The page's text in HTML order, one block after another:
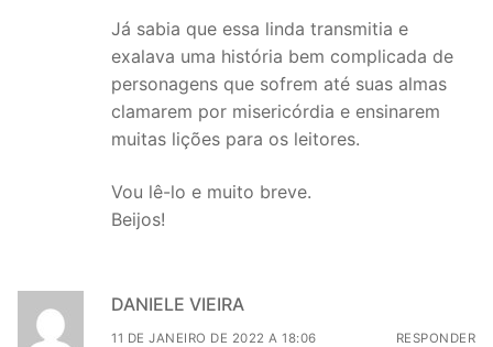
Já sabia que essa linda transmitia e
exalava uma história bem complicada de
personagens que sofrem até suas almas
clamarem por misericórdia e ensinarem
muitas lições para os leitores.
Vou lê-lo e muito breve.
Beijos!
DANIELE VIEIRA
11 DE JANEIRO DE 2022 A 18:06 RESPONDER